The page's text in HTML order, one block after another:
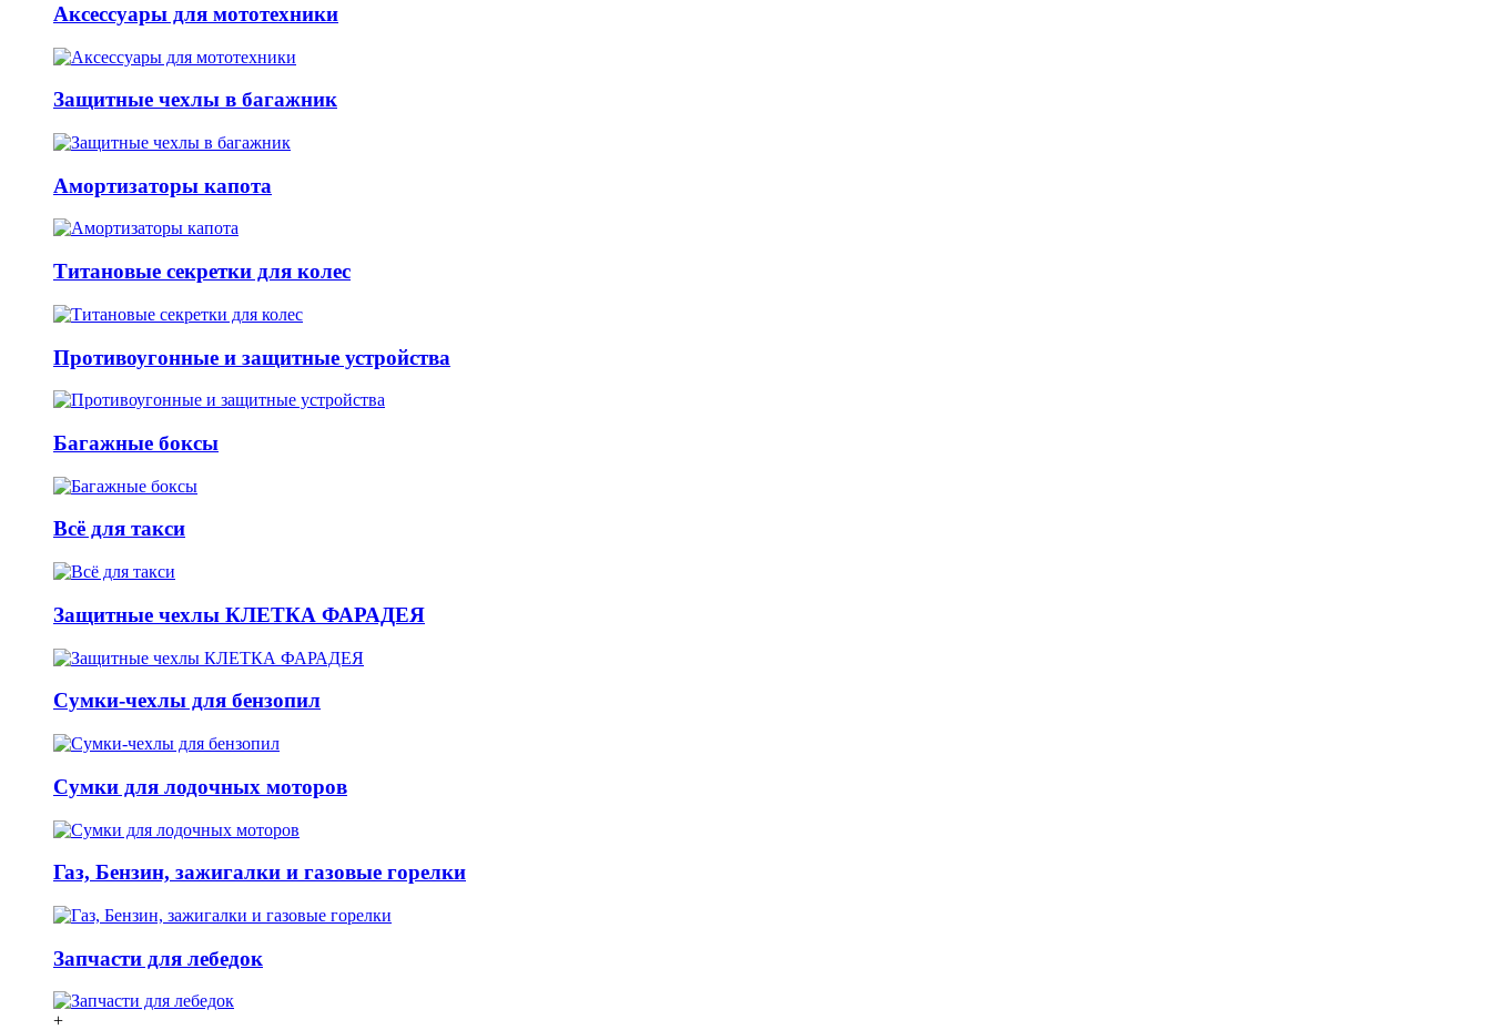
Аксессуары для мототехники
Защитные чехлы в багажник
Амортизаторы капота
Титановые секретки для колес
Противоугонные и защитные устройства
Багажные боксы
Всё для такси
Защитные чехлы КЛЕТКА ФАРАДЕЯ
Сумки-чехлы для бензопил
Сумки для лодочных моторов
Газ, Бензин, зажигалки и газовые горелки
Запчасти для лебедок
+